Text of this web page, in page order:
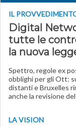
IL
Digital
tutte le
la nuova
Spettro, regole ex
obblighi per gli Ott:
distanti e Bruxelles
anche la revisione
LA VISION